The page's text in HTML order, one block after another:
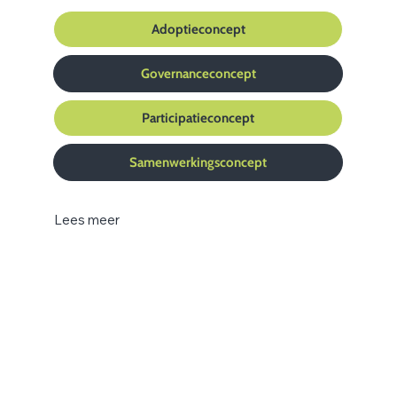
Adoptieconcept
Governanceconcept
Participatieconcept
Samenwerkingsconcept
Lees meer